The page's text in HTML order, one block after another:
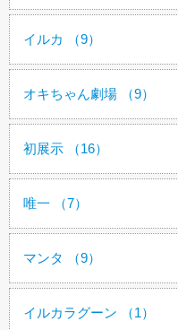
イルカ （9）
オキちゃん劇場 （9）
初展示 （16）
唯一 （7）
マンタ （9）
イルカラグーン （1）